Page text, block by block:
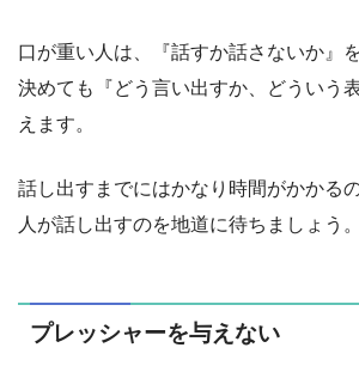
口が重い人は、『話すか話さないか』
決めても『どう言い出すか、どういう
えます。
話し出すまでにはかなり時間がかかる
人が話し出すのを地道に待ちましょう。
プレッシャーを与えない